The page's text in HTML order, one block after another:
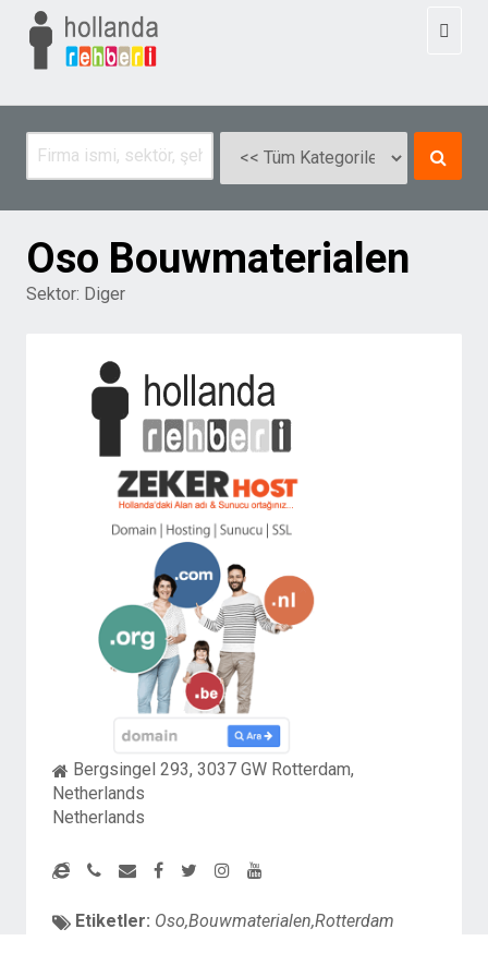
Oso Bouwmaterialen
Sektor: Diger
Bergsingel 293, 3037 GW Rotterdam,
Netherlands
Netherlands
Etiketler: Oso,Bouwmaterialen,Rotterdam